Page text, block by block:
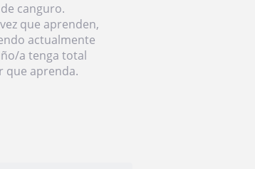
canguro.
que aprenden,
actualmente
a tenga total
que aprenda.